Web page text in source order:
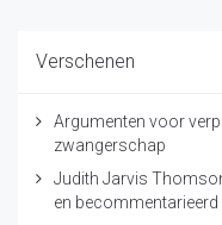
Verschenen
Argumenten voor
zwangerschap
Judith Jarvis
en becommentarieerd